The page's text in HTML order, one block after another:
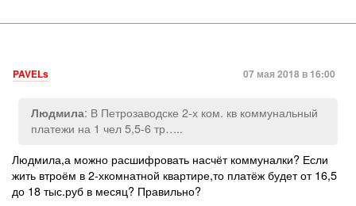
PAVELs 07 мая 2018 в 16:00
Людмила: В Петрозаводске 2-х ком. кв коммунальный
платежи на 1 чел 5,5-6 тр…..
Людмила,а можно расшифровать насчёт коммуналки? Если
жить втроём в 2-хкомнатной квартире,то платёж будет от 16,5
до 18 тыс.руб в месяц? Правильно?